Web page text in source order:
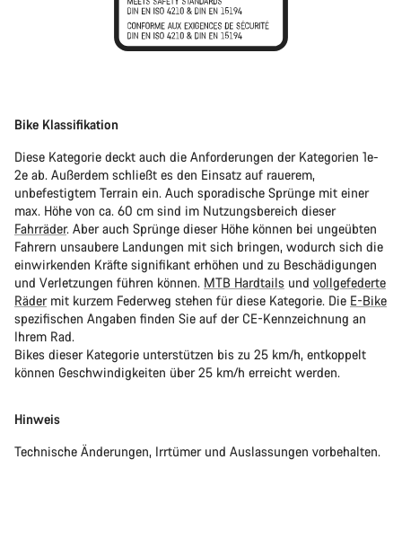
Bike Klassifikation
Diese Kategorie deckt auch die Anforderungen der Kategorien 1e-
2e ab. Außerdem schließt es den Einsatz auf rauerem,
unbefestigtem Terrain ein. Auch sporadische Sprünge mit einer
max. Höhe von ca. 60 cm sind im Nutzungsbereich dieser
Fahrräder. Aber auch Sprünge dieser Höhe können bei ungeübten
Fahrern unsaubere Landungen mit sich bringen, wodurch sich die
einwirkenden Kräfte signifikant erhöhen und zu Beschädigungen
und Verletzungen führen können. MTB Hardtails und vollgefederte
Rädermit kurzem Federweg stehen für diese Kategorie. Die E-Bike
spezifischen Angaben finden Sie auf der CE-Kennzeichnung an
Ihrem Rad.
Bikes dieser Kategorie unterstützen bis zu 25 km/h, entkoppelt
können Geschwindigkeiten über 25 km/h erreicht werden.
Hinweis
Technische Änderungen, Irrtümer und Auslassungen vorbehalten.